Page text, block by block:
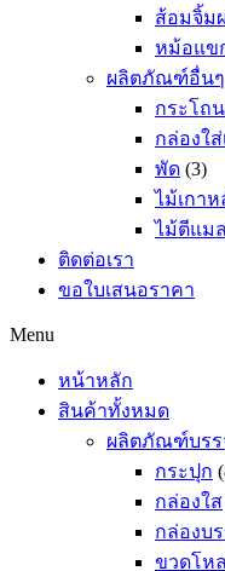
ส้อมจิ้ม
หม้อแข
ผลิตภัณฑ์อื่นๆ
กระโถ
กล่องใ
พัด (3)
ไม้เกาห
ไม้ตีแม
ติดต่อเรา
ขอใบเสนอราคา
Menu
หน้าหลัก
สินค้าทั้งหมด
ผลิตภัณฑ์บรร
กระปุก
กล่องใส
กล่องบ
ขวดโหล